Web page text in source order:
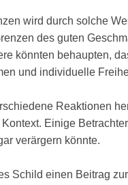
wird durch solche
des guten
könnten behaupten,
und individuelle
Reaktionen
Einige
verärgern könnte.
Schild einen Beitrag